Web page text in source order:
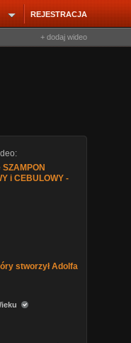
REJESTRACJA
+ dodaj wideo
i CEBULOWY -
stworzył Adolfa